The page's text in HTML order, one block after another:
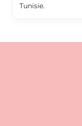
Tunisie.